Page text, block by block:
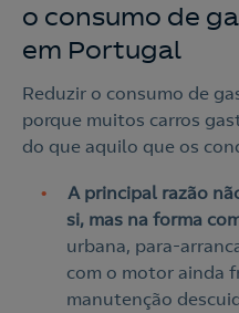
o consumo de
em Portugal
Reduzir o consumo de
porque muitos carros
do que aquilo que os
A principal razão
si, mas na forma
urbana, para-
com o motor ainda
manutenção